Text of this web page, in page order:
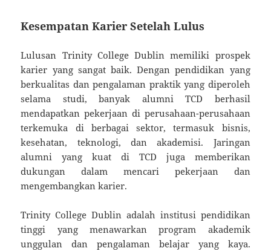
Kesempatan Karier Setelah Lulus
Lulusan Trinity College Dublin memiliki prospek
karier yang sangat baik. Dengan pendidikan yang
berkualitas dan pengalaman praktik yang diperoleh
selama studi, banyak alumni TCD berhasil
mendapatkan pekerjaan di perusahaan-perusahaan
terkemuka di berbagai sektor, termasuk bisnis,
kesehatan, teknologi, dan akademisi. Jaringan
alumni yang kuat di TCD juga memberikan
dukungan dalam mencari pekerjaan dan
mengembangkan karier.
Trinity College Dublin adalah institusi pendidikan
tinggi yang menawarkan program akademik
unggulan dan pengalaman belajar yang kaya.